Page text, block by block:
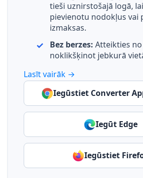
tieši uznirstošajā logā,
pievienotu nodokļus vai
izmaksas.
Bez berzes: Atteikties
noklikšķinot jebkurā
Lasīt vairāk →
Iegūstiet Converter
Iegūt Edge
Iegūstiet